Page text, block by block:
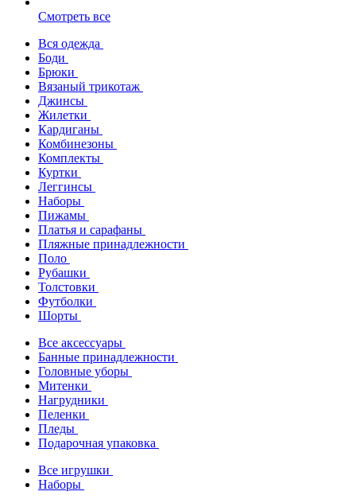
Смотреть все
Вся одежда
Боди
Брюки
Вязаный трикотаж
Джинсы
Жилетки
Кардиганы
Комбинезоны
Комплекты
Куртки
Леггинсы
Наборы
Пижамы
Платья и сарафаны
Пляжные принадлежности
Поло
Рубашки
Толстовки
Футболки
Шорты
Все аксессуары
Банные принадлежности
Головные уборы
Митенки
Нагрудники
Пеленки
Пледы
Подарочная упаковка
Все игрушки
Наборы